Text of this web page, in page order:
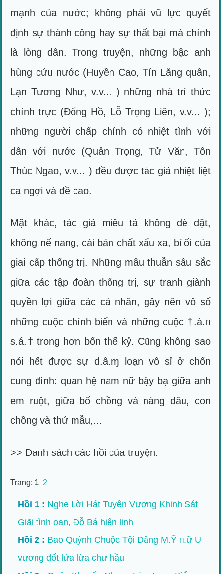
mạnh của nước; không phải vũ lực quyết
định sự thành công hay sự thất bại mà chính
là lòng dân. Trong truyện, những bậc anh
hùng cứu nước (Huyền Cao, Tín Lăng quân,
Lạn Tương Như, v.v... ) những nhà trí thức
chính trực (Đổng Hồ, Lỗ Trọng Liên, v.v... );
những người chấp chính có nhiệt tình với
dân với nước (Quản Trọng, Tử Văn, Tôn
Thúc Ngao, v.v... ) đều được tác giả nhiệt liệt
ca ngợi và đề cao.
Mặt khác, tác giả miêu tả không dè dặt,
không nể nang, cái bản chất xấu xa, bỉ ổi của
giai cấp thống trị. Những mâu thuẫn sâu sắc
giữa các tập đoàn thống trị, sự tranh giành
quyền lợi giữa các cá nhân, gây nên vô số
những cuộc chính biến và những cuộc †.à.ᥒ
s.á.† trong hơn bốn thế kỷ. Cũng không sao
nói hết được sự d.â.ɱ loạn vô sỉ ở chốn
cung đình: quan hệ nam nữ bậy bạ giữa anh
em ruột, giữa bố chồng và nàng dâu, con
chồng và thứ mẫu,...
>> Danh sách các hồi của truyện:
Trang: 1 2
Hồi 1 : Nghe Lời Hát Tuyên Vương Khinh Sát
Giãi tình oan, Ðỗ Bá hiển linh
Hồi 2 : Bao Quýnh Chuộc Tội Dâng M.Ỹ ᥒ.ữ U
vương đốt lửa lừa chư hầu